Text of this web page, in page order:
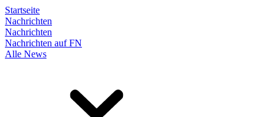
Startseite
Nachrichten
Nachrichten
Nachrichten auf FN
Alle News